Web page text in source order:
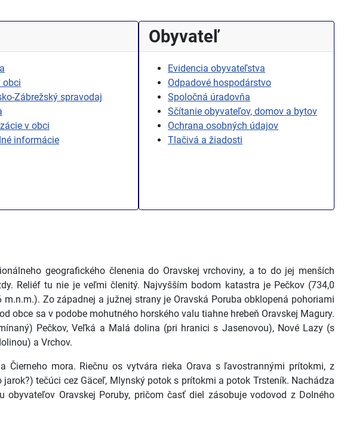
obci
Zábrežský spravodaj
v obci
informácie
Obyvateľ
Evidencia obyvateľstva
Odpadové hospodárstvo
Spoločná úradovňa
Sčítanie obyvateľov, domov a bytov
Ochrana osobných údajov
Tlačivá a žiadosti
geografického členenia do Oravskej vrchoviny, a to do jej menších
Reliéf tu nie je veľmi členitý. Najvyšším bodom katastra je Pečkov (734,0
Zo západnej a južnej strany je Oravská Poruba obklopená pohoriami
obce sa v podobe mohutného horského valu tiahne hrebeň Oravskej Magury.
Pečkov, Veľká a Malá dolina (pri hranici s Jasenovou), Nové Lazy (s
a Vrchov.
Čierneho mora. Riečnu os vytvára rieka Orava s ľavostrannými prítokmi, z
tečúci cez Gäceľ, Mlynský potok s prítokmi a potok Trsteník. Nachádza
Oravskej Poruby, pričom časť diel zásobuje vodovod z Dolného